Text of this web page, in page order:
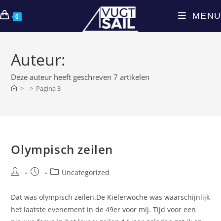
naar
inhoud
0 MENU
Auteur:
Deze auteur heeft geschreven 7 artikelen
> > Pagina 3
Olympisch zeilen
BerichtBerichtBerichtcategorie:
Uncategorized
Dat was olympisch zeilen.De Kielerwoche was waarschijnlijk
het laatste evenement in de 49er voor mij. Tijd voor een